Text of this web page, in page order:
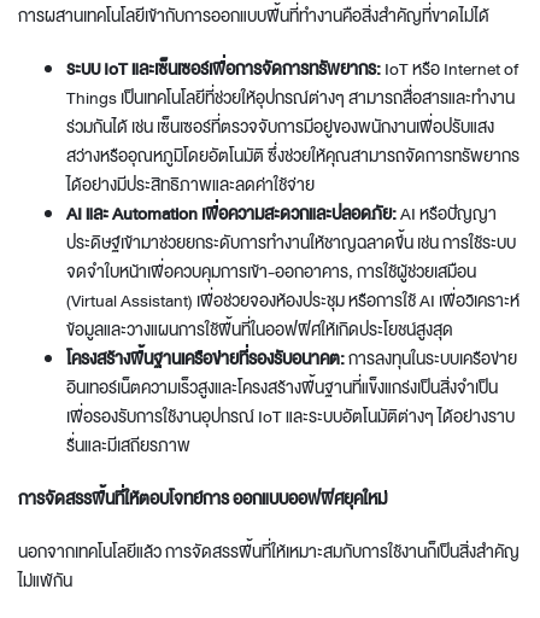
การผสานเทคโนโลยีเข้ากับการออกแบบพื้นที่ทำงานคือสิ่งสำคัญที่ขาดไม่ได้
ระบบ IoT และเซ็นเซอร์เพื่อการจัดการทรัพยากร:IoT หรือ Internet of
Things เป็นเทคโนโลยีที่ช่วยให้อุปกรณ์ต่างๆ สามารถสื่อสารและทำงาน
ร่วมกันได้ เช่น เซ็นเซอร์ที่ตรวจจับการมีอยู่ของพนักงานเพื่อปรับแสง
สว่างหรืออุณหภูมิโดยอัตโนมัติ ซึ่งช่วยให้คุณสามารถจัดการทรัพยากร
ได้อย่างมีประสิทธิภาพและลดค่าใช้จ่าย
AI และ Automation เพื่อความสะดวกและปลอดภัย:AI หรือปัญญา
ประดิษฐ์เข้ามาช่วยยกระดับการทำงานให้ชาญฉลาดขึ้น เช่น การใช้ระบบ
จดจำใบหน้าเพื่อควบคุมการเข้า-ออกอาคาร, การใช้ผู้ช่วยเสมือน
(Virtual Assistant) เพื่อช่วยจองห้องประชุม หรือการใช้ AI เพื่อวิเคราะห์
ข้อมูลและวางแผนการใช้พื้นที่ในออฟฟิศให้เกิดประโยชน์สูงสุด
โครงสร้างพื้นฐานเครือข่ายที่รองรับอนาคต:การลงทุนในระบบเครือข่าย
อินเทอร์เน็ตความเร็วสูงและโครงสร้างพื้นฐานที่แข็งแกร่งเป็นสิ่งจำเป็น
เพื่อรองรับการใช้งานอุปกรณ์ IoT และระบบอัตโนมัติต่างๆ ได้อย่างราบ
รื่นและมีเสถียรภาพ
การจัดสรรพื้นที่ให้ตอบโจทย์การ ออกแบบออฟฟิศยุคใหม่
นอกจากเทคโนโลยีแล้ว การจัดสรรพื้นที่ให้เหมาะสมกับการใช้งานก็เป็นสิ่งสำคัญ
ไม่แพ้กัน